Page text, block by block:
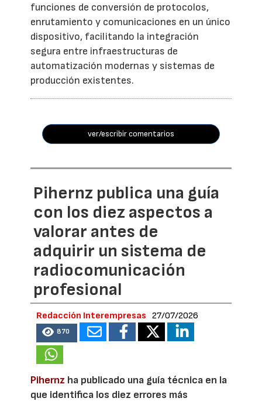
funciones de conversión de protocolos,
enrutamiento y comunicaciones en un único
dispositivo, facilitando la integración
segura entre infraestructuras de
automatización modernas y sistemas de
producción existentes.
ver/escribir comentarios
Pihernz publica una guía
con los diez aspectos a
valorar antes de
adquirir un sistema de
radiocomunicación
profesional
Redacción Interempresas 27/07/2026
870
Pihernz ha publicado una guía técnica en la
que identifica los diez errores más